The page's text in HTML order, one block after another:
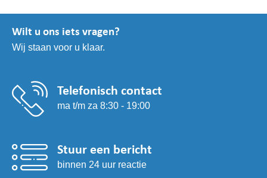
Wilt u ons iets vragen?
Wij staan voor u klaar.
Telefonisch contact
ma t/m za 8:30 - 19:00
Stuur een bericht
binnen 24 uur reactie